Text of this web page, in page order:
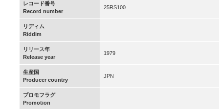
レコード番号
Record number
25RS100
リディム
Riddim
リリース年
Release year
1979
生産国
Producer country
JPN
プロモフラグ
Promotion